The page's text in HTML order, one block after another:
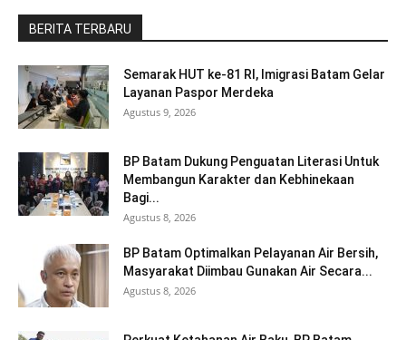
BERITA TERBARU
Semarak HUT ke-81 RI, Imigrasi Batam Gelar
Layanan Paspor Merdeka
Agustus 9, 2026
BP Batam Dukung Penguatan Literasi Untuk
Membangun Karakter dan Kebhinekaan
Bagi...
Agustus 8, 2026
BP Batam Optimalkan Pelayanan Air Bersih,
Masyarakat Diimbau Gunakan Air Secara...
Agustus 8, 2026